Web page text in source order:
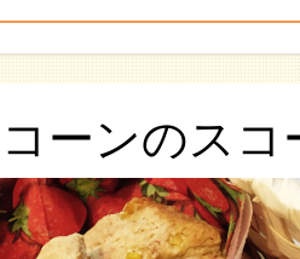
ーンのスコ